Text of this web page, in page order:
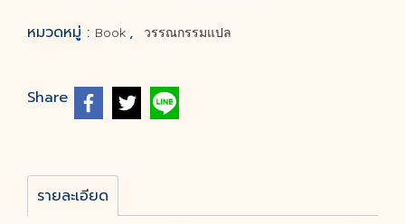
หมวดหมู่ : Book , วรรณกรรมแปล
Share
รายละเอียด